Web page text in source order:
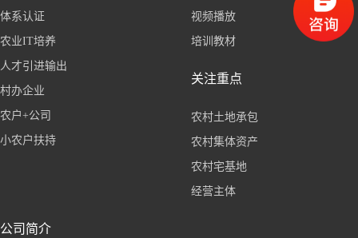
体系认证
农业IT培养
人才引进输出
村办企业
农户+公司
小农户扶持
视频播放
培训教材
关注重点
农村土地承包
农村集体资产
农村宅基地
经营主体
公司简介